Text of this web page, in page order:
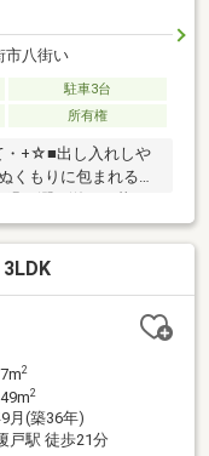
市八街い
駐車3台
所有権
・+☆■出し入れしや
くもりに包まれる暖
2
2
月(築36年)
戸駅 徒歩21分